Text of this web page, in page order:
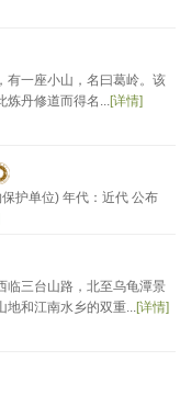
有一座小山，名曰葛岭。该
炼丹修道而得名...[详情]
护单位) 年代：近代 公布
临三台山路，北至乌龟潭景
地和江南水乡的双重...[详情]